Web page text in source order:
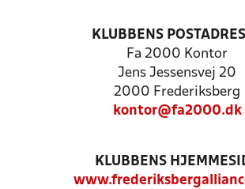
KLUBBENS
Fa 2000 Kontor
Jens Jessensvej 20
2000 Frederiksberg
kontor@fa2000.dk
KLUBBENS